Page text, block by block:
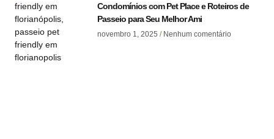
Condomínios com Pet Place e Roteiros de
Passeio para Seu Melhor Ami
novembro 1, 2025 Nenhum comentário